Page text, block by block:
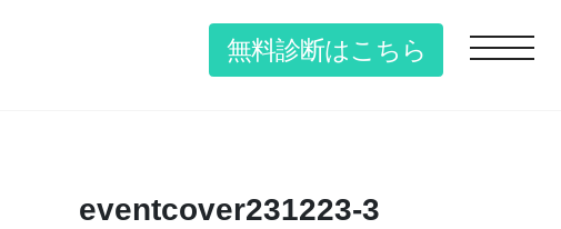
toggle
無料診断はこちら
eventcover231223-3